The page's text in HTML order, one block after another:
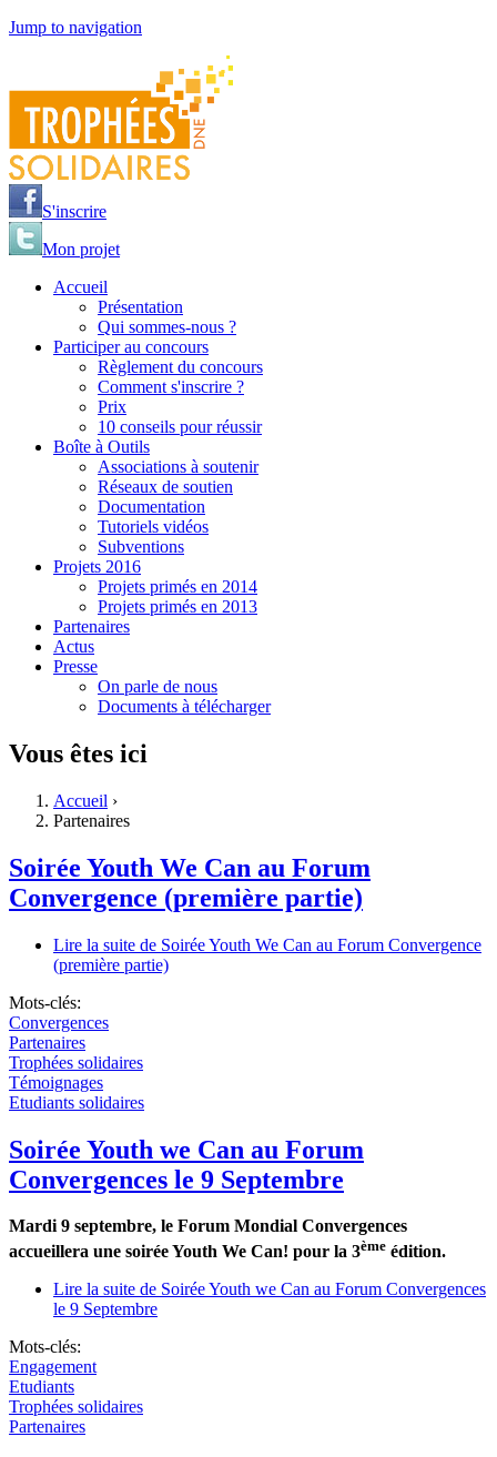
Jump to navigation
S'inscrire
Mon projet
Accueil
Présentation
Qui sommes-nous ?
Participer au concours
Règlement du concours
Comment s'inscrire ?
Prix
10 conseils pour réussir
Boîte à Outils
Associations à soutenir
Réseaux de soutien
Documentation
Tutoriels vidéos
Subventions
Projets 2016
Projets primés en 2014
Projets primés en 2013
Partenaires
Actus
Presse
On parle de nous
Documents à télécharger
Vous êtes ici
Accueil ›
Partenaires
Soirée Youth We Can au Forum
Convergence (première partie)
Lire la suite de Soirée Youth We Can au Forum Convergence
(première partie)
Mots-clés:
Convergences
Partenaires
Trophées solidaires
Témoignages
Etudiants solidaires
Soirée Youth we Can au Forum
Convergences le 9 Septembre
Mardi 9 septembre, le Forum Mondial Convergences
accueillera une soirée Youth We Can! pour la 3ème édition.
Lire la suite de Soirée Youth we Can au Forum Convergences
le 9 Septembre
Mots-clés:
Engagement
Etudiants
Trophées solidaires
Partenaires